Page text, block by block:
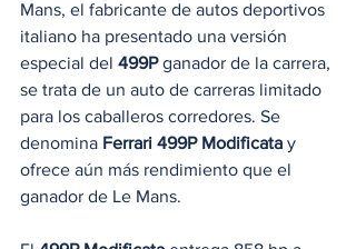
Mans, el fabricante de autos deportivos
italiano ha presentado una versión
especial del 499P ganador de la carrera,
se trata de un auto de carreras limitado
para los caballeros corredores. Se
denomina Ferrari 499P Modificata y
ofrece aún más rendimiento que el
ganador de Le Mans.